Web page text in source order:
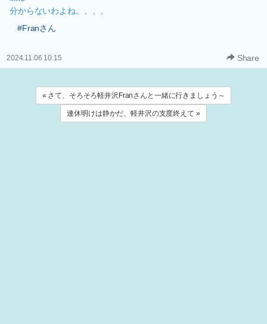
分からないわよね。。。。
#Franさん
2024.11.06 10:15 Share
« さて、そろそろ軽井沢Franさんと一緒に行きましょう～
連休明けは静かだ、軽井沢の支度終えて »